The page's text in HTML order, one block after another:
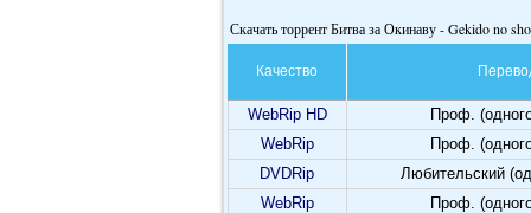
Скачать торрент Битва за Окинаву - Gekido no
Качество
WebRip HD
Проф.
WebRip
Проф.
DVDRip
Любительский
WebRip
Проф.